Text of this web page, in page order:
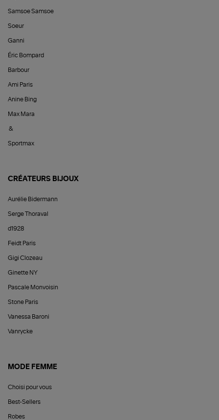
Samsoe Samsoe
Soeur
Ganni
Éric Bompard
Barbour
Ami Paris
Anine Bing
Max Mara
&
Sportmax
CRÉATEURS BIJOUX
Aurélie Bidermann
Serge Thoraval
d1928
Feidt Paris
Gigi Clozeau
Ginette NY
Pascale Monvoisin
Stone Paris
Vanessa Baroni
Vanrycke
MODE FEMME
Choisi pour vous
Best-Sellers
Robes